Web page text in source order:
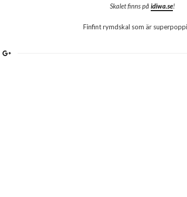
Skalet finns påidiwa.se!
Finfint rymdskal som är